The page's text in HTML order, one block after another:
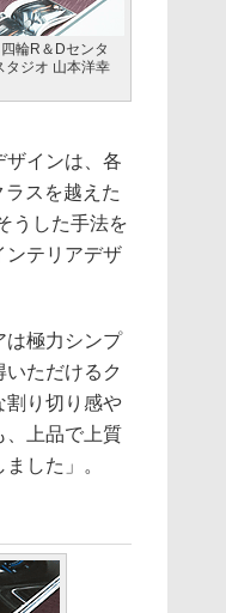
輪R＆Dセンタ
タジオ 山本洋幸
インは、各
ラスを越えた
うした手法を
ンテリアデザ
は極力シンプ
ただけるク
割り切り感や
、上品で上質
した」。